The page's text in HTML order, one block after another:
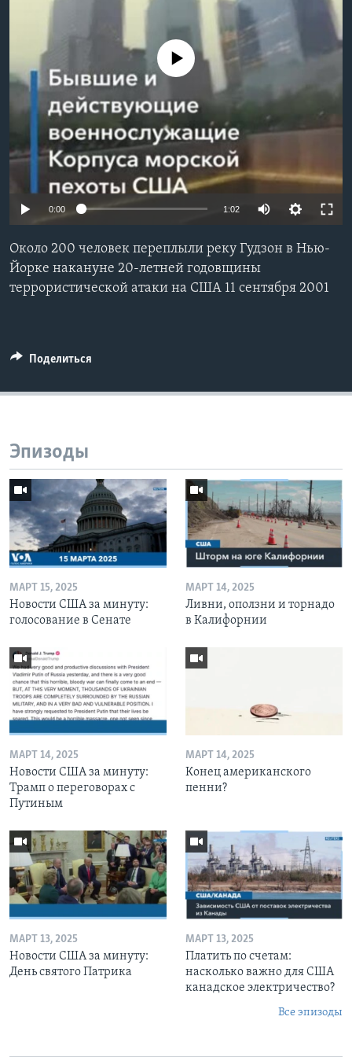
СОЦИАЛЬНЫЕ СЕТИ
Языки
No media source currently available
0:00 1:02
Около 200 человек переплыли реку Гудзон в Нью-
Йорке накануне 20-летней годовщины
террористической атаки на США 11 сентября 2001
Поделиться
Эпизоды
МАРТ 15, 2025
Новости США за минуту:
голосование в Сенате
МАРТ 14, 2025
Ливни, оползни и торнадо
в Калифорнии
МАРТ 14, 2025
Новости США за минуту:
Трамп о переговорах с
Путиным
МАРТ 14, 2025
Конец американского
пенни?
МАРТ 13, 2025
Новости США за минуту:
День святого Патрика
МАРТ 13, 2025
Платить по счетам:
насколько важно для США
канадское электричество?
Все эпизоды